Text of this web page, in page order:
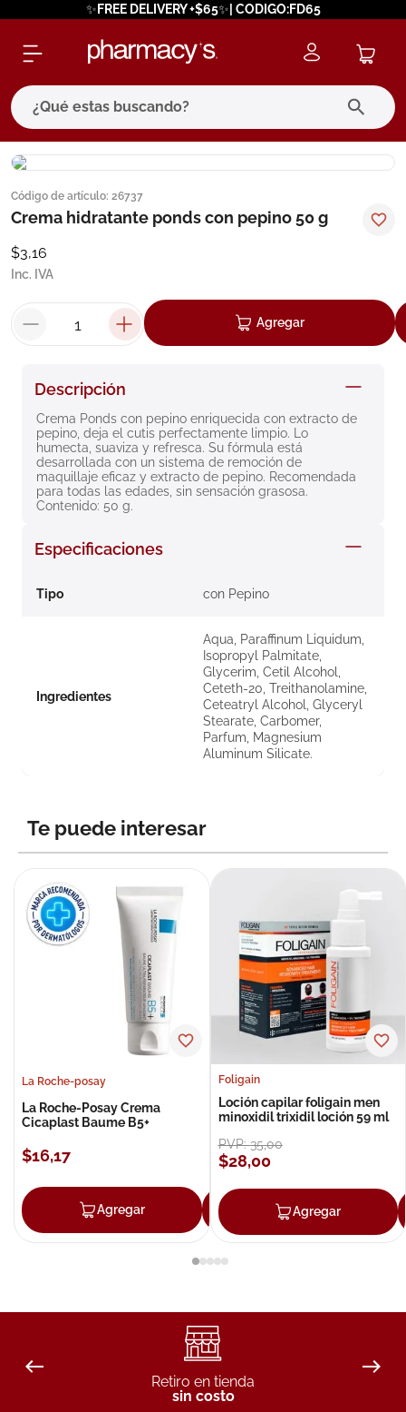
✨FREE DELIVERY +$65✨| CODIGO:FD65
¿Qué estas buscando?
Código de artículo: 26737
Crema hidratante ponds con pepino 50 g
$3,16
Inc. IVA
Agregar
Descripción
Crema Ponds con pepino enriquecida con extracto de
pepino, deja el cutis perfectamente limpio. Lo
humecta, suaviza y refresca. Su fórmula está
desarrollada con un sistema de remoción de
maquillaje eficaz y extracto de pepino. Recomendada
para todas las edades, sin sensación grasosa.
Contenido: 50 g.
Especificaciones
Tipo con Pepino
Ingredientes
Aqua, Paraffinum Liquidum,
Isopropyl Palmitate,
Glycerim, Cetil Alcohol,
Ceteth-20, Treithanolamine,
Ceteatryl Alcohol, Glyceryl
Stearate, Carbomer,
Parfum, Magnesium
Aluminum Silicate.
Te puede interesar
La Roche-posay
La Roche-Posay Crema
Cicaplast Baume B5+
$16,17
Agregar Agregar
Foligain
Loción capilar foligain men
minoxidil trixidil loción 59 ml
PVP:35,00
$28,00
Agregar
Retiro en tienda
sin costo
términos más buscados
1. eucerin
cerave
7. isdin
8. roche posay
9. megacistin
10.pañales